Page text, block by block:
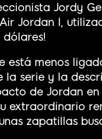
Jordy
Jordan I,
está menos
la serie y la
de Jordan
extraordinario
zapatillas